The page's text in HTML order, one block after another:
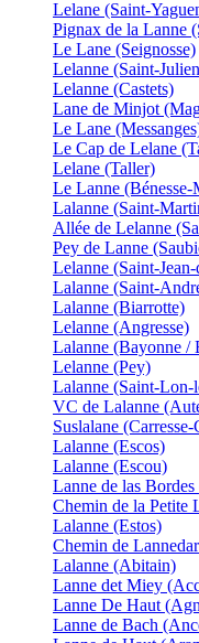
Lelane (Saint-
Pignax de la Lanne
Le Lane (Seignosse)
Lelanne (Saint-
Lelanne (Castets)
Lane de Minjot
Le Lane
Le Cap de Lelane
Lelane (Taller)
Le Lanne (Bénesse-
Lalanne (Saint-
Allée de Lelanne
Pey de Lanne
Lelanne (Saint-
Lalanne (Saint-
Lalanne (Biarrotte)
Lelanne (Angresse)
Lalanne (Bayonne /
Lelanne (Pey)
Lalanne (Saint-Lon-
VC de Lalanne
Suslalane (Carresse-
Lalanne (Escos)
Lalanne (Escou)
Lanne de las
Chemin de la Petite
Lalanne (Estos)
Chemin de
Lalanne (Abitain)
Lanne det Miey
Lanne De Haut
Lanne de Bach